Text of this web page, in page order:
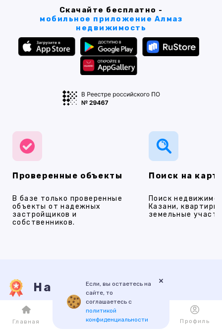
Скачайте бесплатно -
мобильное приложение Алмаз
недвижимость
Проверенные объекты
В базе только проверенные
объекты от надежных
застройщиков и
собственников.
Поиск на
Поиск
Казани,
земельные
Наши услуги
ПРОДАЖА АРЕНДА НОВОСТРОЙКИ ИПОТЕКА
Если, вы остаетесь на
сайте, то
соглашаетесь с
политикой
конфиденциальности
×
Главная Каталог Избранное Профиль